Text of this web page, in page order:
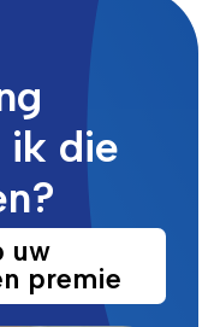
ik die
uw
premie